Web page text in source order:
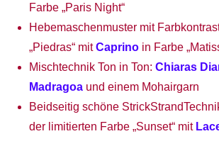
Farbe „Paris Night“
Hebemaschenmuster mit
„Piedras“ mitCaprino in Farbe
Mischtechnik Ton in Ton:Chiaras
Madragoa und einem Mohairgarn
Beidseitig schöne
der limitierten Farbe „Sunset“ mit